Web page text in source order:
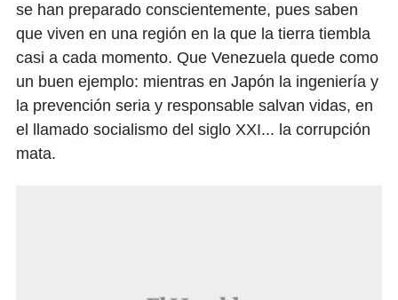
se han preparado conscientemente, pues saben
que viven en una región en la que la tierra tiembla
casi a cada momento. Que Venezuela quede como
un buen ejemplo: mientras en Japón la ingeniería y
la prevención seria y responsable salvan vidas, en
el llamado socialismo del siglo XXI... la corrupción
mata.